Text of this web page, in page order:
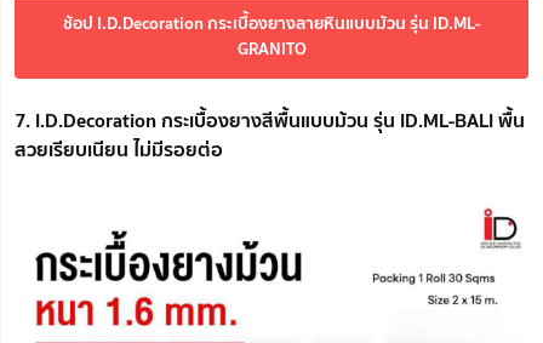
ช้อป I.D.Decoration กระเบื้องยางลายหินแบบม้วน รุ่น ID.ML-
GRANITO
7. I.D.Decoration กระเบื้องยางสีพื้นแบบม้วน รุ่น ID.ML-BALI พื้น
สวยเรียบเนียน ไม่มีรอยต่อ